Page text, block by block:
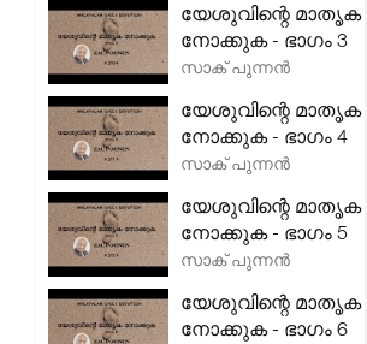
യേശുവിന്റെ മാതൃക
നോക്കുക - ഭാഗം 3
സാക് പുന്നൻ
യേശുവിന്റെ മാതൃക
നോക്കുക - ഭാഗം 4
സാക് പുന്നൻ
യേശുവിന്റെ മാതൃക
നോക്കുക - ഭാഗം 5
സാക് പുന്നൻ
യേശുവിന്റെ മാതൃക
നോക്കുക - ഭാഗം 6